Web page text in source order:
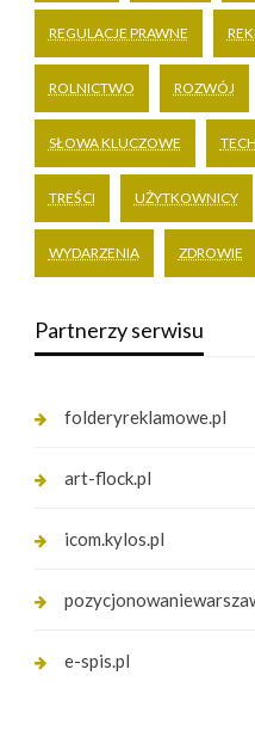
REGULACJE PRAWNE
ROLNICTWO ROZWÓJ
SŁOWA KLUCZOWE
TREŚCI UŻYTKOWNICY
WYDARZENIA ZDROWIE
Partnerzy serwisu
folderyreklamowe.pl
art-flock.pl
icom.kylos.pl
e-spis.pl